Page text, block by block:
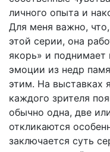
личного опыта и
Для меня важно,
этой серии, она
якорь» и
эмоции из недр
этим. На выставках
каждого зрителя
обычно одна, две
откликаются
заключается суть